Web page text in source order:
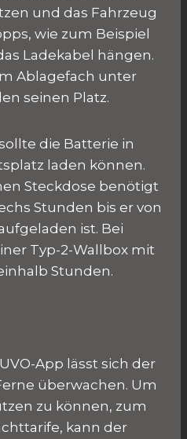
und das Fahrzeug
wie zum Beispiel
Ladekabel hängen.
Ablagefach unter
seinen Platz.
die Batterie in
laden können.
Steckdose benötigt
Stunden bis er von
ist. Bei
Typ-2-Wallbox mit
Stunden.
App lässt sich der
überwachen. Um
zu können, zum
kann der